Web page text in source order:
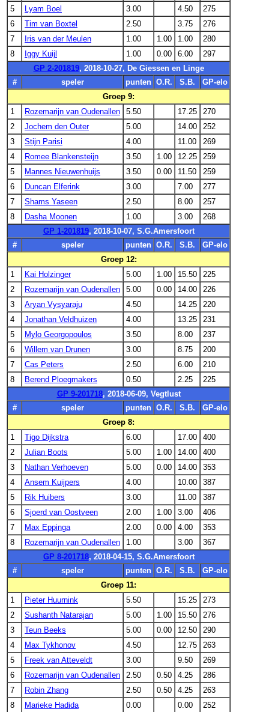
5
Lyam Boel 3.00 4.50
275
6
Tim van Boxtel 2.50 3.75
276
7
Iris van der Meulen 1.00 1.00 1.00
280
8
Iggy Kuijl 1.00 0.00 6.00
297
GP 2-201819, 2018-10-27, De Giessen en Linge
#
speler punten O.R. S.B.
GP-elo
Groep 9:
1
Rozemarijn van Oudenallen 5.50 17.25
270
2
Jochem den Outer 5.00 14.00
252
3
Stijn Parisi 4.00 11.00
269
4
Romee Blankensteijn 3.50 1.00 12.25
259
5
Mannes Nieuwenhuijs 3.50 0.00 11.50
259
6
Duncan Elferink 3.00 7.00
277
7
Shams Yaseen 2.50 8.00
257
8
Dasha Moonen 1.00 3.00
268
GP 1-201819, 2018-10-07, S.G.Amersfoort
#
speler punten O.R. S.B.
GP-elo
Groep 12:
1
Kai Holzinger 5.00 1.00 15.50
225
2
Rozemarijn van Oudenallen 5.00 0.00 14.00
226
3
Aryan Vysyaraju 4.50 14.25
220
4
Jonathan Veldhuizen 4.00 13.25
231
5
Mylo Georgopoulos 3.50 8.00
237
6
Willem van Drunen 3.00 8.75
200
7
Cas Peters 2.50 6.00
210
8
Berend Ploegmakers 0.50 2.25
225
GP 9-201718, 2018-06-09, Vegtlust
#
speler punten O.R. S.B.
GP-elo
Groep 8:
1
Tigo Dijkstra 6.00 17.00
400
2
Julian Boots 5.00 1.00 14.00
400
3
Nathan Verhoeven 5.00 0.00 14.00
353
4
Ansem Kuijpers 4.00 10.00
387
5
Rik Huibers 3.00 11.00
387
6
Sjoerd van Oostveen 2.00 1.00 3.00
406
7
Max Eppinga 2.00 0.00 4.00
353
8
Rozemarijn van Oudenallen 1.00 3.00
367
GP 8-201718, 2018-04-15, S.G.Amersfoort
#
speler punten O.R. S.B.
GP-elo
Groep 11:
1
Pieter Huurnink 5.50 15.25
273
2
Sushanth Natarajan 5.00 1.00 15.50
276
3
Teun Beeks 5.00 0.00 12.50
290
4
Max Tykhonov 4.50 12.75
263
5
Freek van Atteveldt 3.00 9.50
269
6
Rozemarijn van Oudenallen 2.50 0.50 4.25
286
7
Robin Zhang 2.50 0.50 4.25
263
8
Marieke Hadida 0.00 0.00 252